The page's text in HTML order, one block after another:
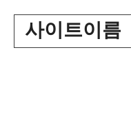
content사이트이름